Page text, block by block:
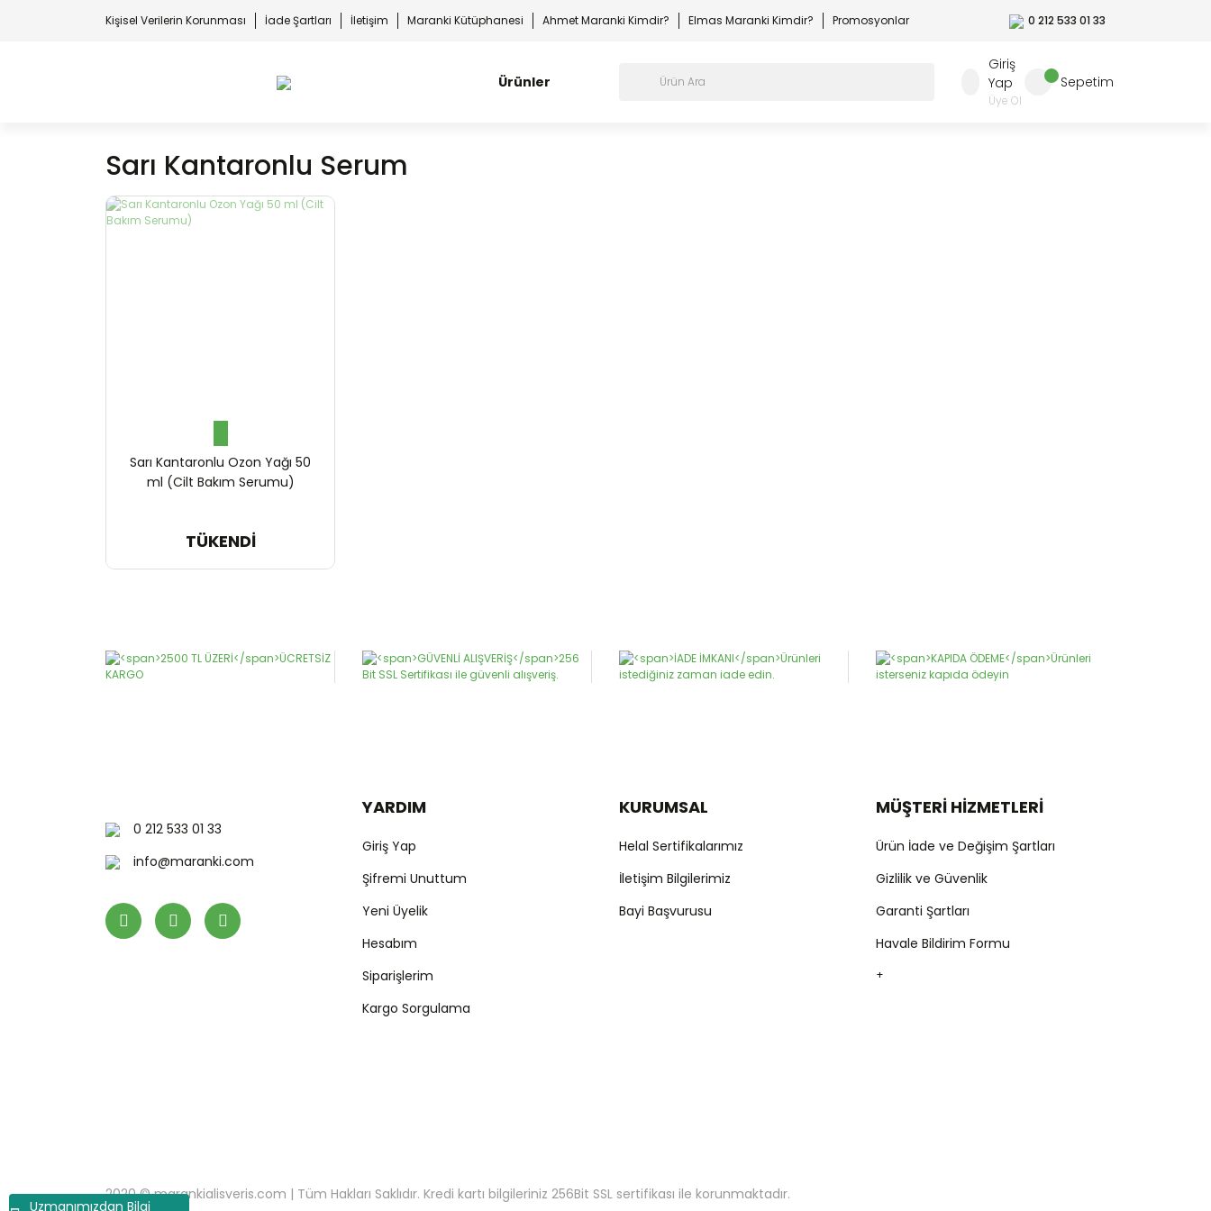
Uzmanımızdan Bilgi
Kişisel Verilerin Korunması İade Şartları İletişim Maranki Kütüphanesi Ahmet Maranki Kimdir? Elmas Maranki Kimdir? Promosyonlar 0 212 533 01 33
Ürünler
Giriş
Yap
Üye Ol
Sepetim
Sarı Kantaronlu Serum
Sarı Kantaronlu Ozon Yağı 50
ml (Cilt Bakım Serumu)
1.196,45 TL
TÜKENDİ
0 212 533 01 33
info@maranki.com
YARDIM
Giriş Yap
Şifremi Unuttum
Yeni Üyelik
Hesabım
Siparişlerim
Kargo Sorgulama
KURUMSAL
Helal Sertifikalarımız
İletişim Bilgilerimiz
Bayi Başvurusu
MÜŞTERİ HİZMETLERİ
Ürün İade ve Değişim Şartları
Gizlilik ve Güvenlik
Garanti Şartları
Havale Bildirim Formu
+
2020 © marankialisveris.com | Tüm Hakları Saklıdır. Kredi kartı bilgileriniz 256Bit SSL sertifikası ile korunmaktadır.